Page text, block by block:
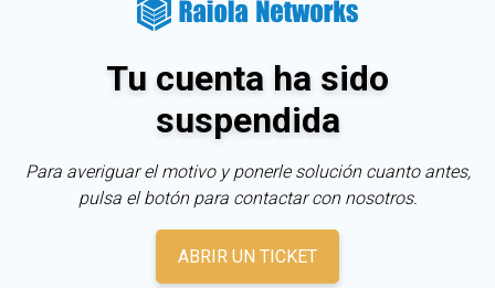
Tu cuenta ha sido
suspendida
Para averiguar el motivo y ponerle solución cuanto antes,
pulsa el botón para contactar con nosotros.
ABRIR UN TICKET